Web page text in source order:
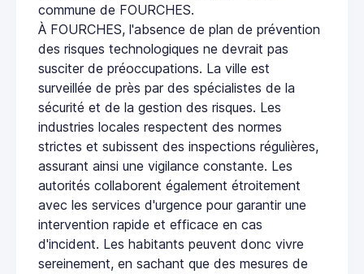
commune de FOURCHES.
À FOURCHES, l'absence de plan de prévention
des risques technologiques ne devrait pas
susciter de préoccupations. La ville est
surveillée de près par des spécialistes de la
sécurité et de la gestion des risques. Les
industries locales respectent des normes
strictes et subissent des inspections régulières,
assurant ainsi une vigilance constante. Les
autorités collaborent également étroitement
avec les services d'urgence pour garantir une
intervention rapide et efficace en cas
d'incident. Les habitants peuvent donc vivre
sereinement, en sachant que des mesures de